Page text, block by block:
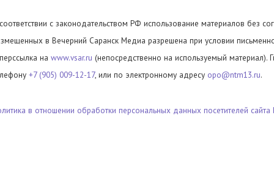
с законодательством РФ использование материалов без
в Вечерний Саранск Медиа разрешена при условии
на www.vsar.ru (непосредственно на используемый материал).
+7 (905) 009-12-17, или по электронному адресу opo@ntm13.ru.
в отношении обработки персональных данных посетителей